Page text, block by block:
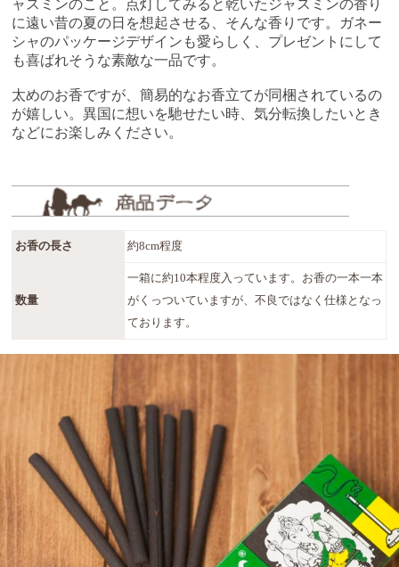
ャスミンのこと。点灯してみると乾いたジャスミンの香り
に遠い昔の夏の日を想起させる、そんな香りです。ガネー
シャのパッケージデザインも愛らしく、プレゼントにして
も喜ばれそうな素敵な一品です。
太めのお香ですが、簡易的なお香立てが同梱されているの
が嬉しい。異国に想いを馳せたい時、気分転換したいとき
などにお楽しみください。
お香の長さ 約8cm程度
数量
一箱に約10本程度入っています。お香の一本一本
がくっついていますが、不良ではなく仕様となっ
ております。